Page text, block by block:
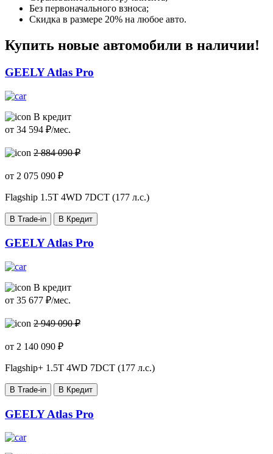
Без первоначального взноса;
Скидка в размере 20% на любое авто.
Купить новые автомобили в наличии!
GEELY Atlas Pro
В кредит
от 34 594 ₽/мес.
2 884 090 ₽
от 2 075 090 ₽
Flagship 1.5T 4WD 7DCT (177 л.с.)
В Trade-in В Кредит
GEELY Atlas Pro
В кредит
от 35 677 ₽/мес.
2 949 090 ₽
от 2 140 090 ₽
Flagship+ 1.5T 4WD 7DCT (177 л.с.)
В Trade-in В Кредит
GEELY Atlas Pro